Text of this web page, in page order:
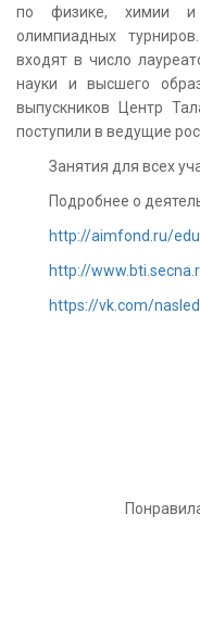
по физике, химии и
олимпиадных
входят в число
науки и высшего
выпускников Центр
поступили в ведущие
Занятия для всех
Подробнее о
http://aimfond.ru/
http://
https://vk.com/